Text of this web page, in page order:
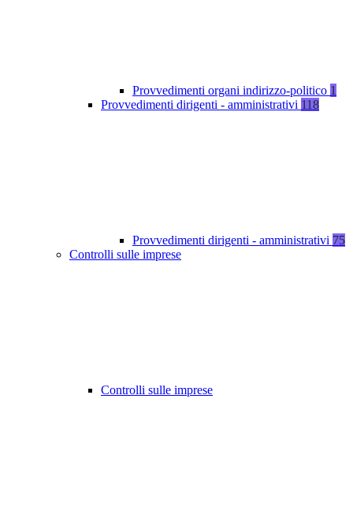
Provvedimenti organi indirizzo-politico 1
Provvedimenti dirigenti - amministrativi 118
Provvedimenti dirigenti - amministrativi 75
Controlli sulle imprese
Controlli sulle imprese